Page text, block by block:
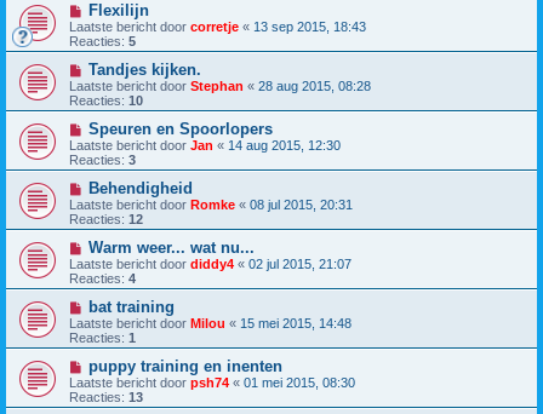
Flexilijn
Laatste bericht door corretje « 13 sep 2015, 18:43
Reacties: 5
Tandjes kijken.
Laatste bericht door Stephan « 28 aug 2015, 08:28
Reacties: 10
Speuren en Spoorlopers
Laatste bericht door Jan « 14 aug 2015, 12:30
Reacties: 3
Behendigheid
Laatste bericht door Romke « 08 jul 2015, 20:31
Reacties: 12
Warm weer... wat nu...
Laatste bericht door diddy4 « 02 jul 2015, 21:07
Reacties: 4
bat training
Laatste bericht door Milou « 15 mei 2015, 14:48
Reacties: 1
puppy training en inenten
Laatste bericht door psh74 « 01 mei 2015, 08:30
Reacties: 13